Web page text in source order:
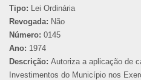
Tipo: Lei Ordinária
Revogada: Não
Número: 0145
Ano: 1974
Descrição: Autoriza a aplicação de
Investimentos do Município nos